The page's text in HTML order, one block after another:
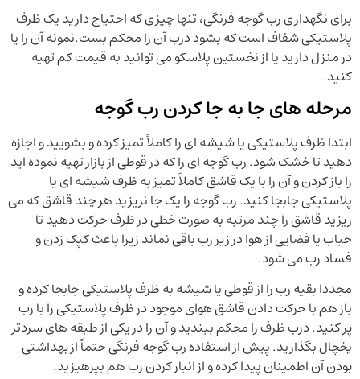
برای نگهداری رب گوجه فرنگی، تنها چیزی که احتیاج دارید یک ظرف
پلاستیکی شفاف است که بشود درب آن را محکم بست.نمونه آن را یا
در منزل دارید یا از نخستین پلاسکو می توانید به قيمت کم تهیه
کنید.
مرحله های جا به جا کردن رب گوجه
ابتدا ظرف پلاستیکی یا شیشه ای را کاملاً تمیز کرده و بشویید و اجازه
دهید تا خشک شود. رب گوجه ای را که در قوطی از بازار تهیه نموده اید
را باز کردن و آن را با یک قاشق کاملاً تمیز به ظرف شیشه ای یا
پلاستیکی جابجا کنید. رب گوجه را یک جا نریزید هر چند قاشق که می
ریزید قاشق را چند مرتبه به صورت خطی در ظرف حرکت دهید تا
حباب یا فضایی از هوا در زیر رب باقی نماند زیرا باعث کپک زدن و
فساد رب می شود.
مجددا بقیه رب را از قوطی یا شیشه به ظرف پلاستیکی جابجا کرده و
باز هم با حرکت دادن قاشق هوای موجود در ظرف پلاستیکی را با رب
پر کنید. درب ظرف را محکم ببندید و آن را در یکی از طبقه های سردتر
یخچال بگذارید. پیش از استفاده رب گوجه فرنگی حتماً از بهداشتی
بودن آن اطمینان پیدا کرده و از انبار کردن رب هم بپرهیزید.